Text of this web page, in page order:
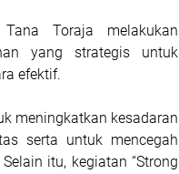
Toraja melakukan
yang strategis untuk
efektif.
meningkatkan kesadaran
serta untuk mencegah
itu, kegiatan “Strong